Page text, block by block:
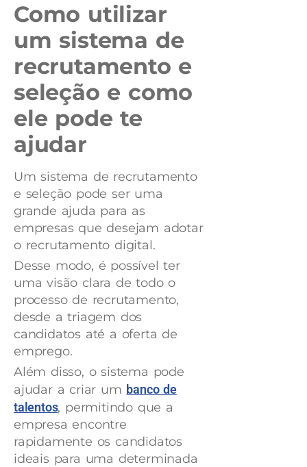
Como utilizar
um sistema de
recrutamento e
seleção e como
ele pode te
ajudar
Um sistema de recrutamento
e seleção pode ser uma
grande ajuda para as
empresas que desejam adotar
o recrutamento digital.
Desse modo, é possível ter
uma visão clara de todo o
processo de recrutamento,
desde a triagem dos
candidatos até a oferta de
emprego.
Além disso, o sistema pode
ajudar a criar um banco de
talentos, permitindo que a
empresa encontre
rapidamente os candidatos
ideais para uma determinada